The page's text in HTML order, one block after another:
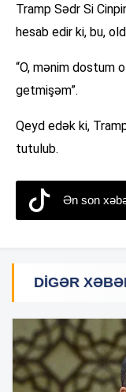
Tramp Sədr Si
hesab edir ki, bu,
“O, mənim dostum
getmişəm”.
Qeyd edək ki,
tutulub.
Ən son
DIGƏR